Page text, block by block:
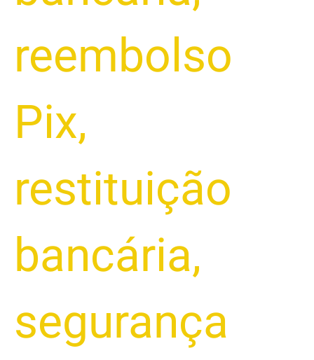
reembolso
Pix,
restituição
bancária,
segurança